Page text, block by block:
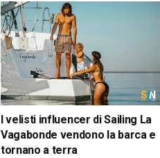
I velisti influencer di Sailing La
Vagabonde vendono la barca e
tornano a terra